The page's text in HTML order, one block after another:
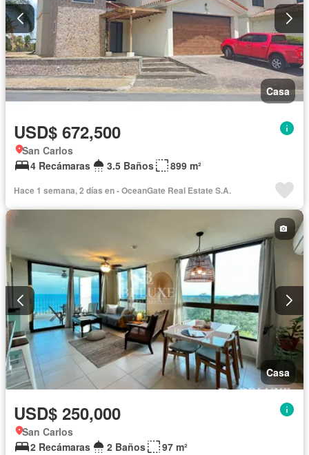
Casa
USD$ 672,500
San Carlos
4 Recámaras
3.5 Baños 899 m²
Hace 1 semana, 2 días en - OceanGate Real Estate S.A.
Casa
USD$ 250,000
San Carlos
2 Recámaras
2 Baños 97 m²